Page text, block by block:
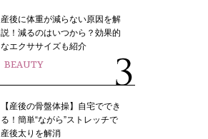
産後に体重が減らない原因を解
説！減るのはいつから？効果的
なエクササイズも紹介
BEAUTY
【産後の骨盤体操】自宅ででき
る！簡単“ながら”ストレッチで
産後太りを解消